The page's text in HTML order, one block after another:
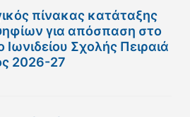
πίνακας κατάταξης
για απόσπαση στο
Σχολής Πειραιά
2026-27